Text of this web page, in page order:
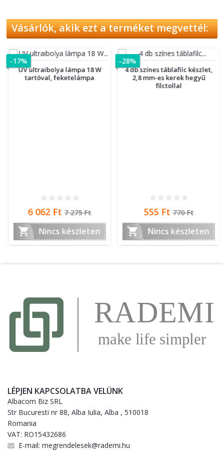
Vásárlók, akik ezt a terméket megvettél:
UV ultraibolya lámpa 18 W
tartóval, feketelámpa
Ár
6 062 Ft Normál
ár
7 275 Ft
 Nincs készleten
-17%
4 db színes táblafilc készlet,
2,8 mm-es kerek hegyű
filctollal
Ár
555 FtNormál
ár
770 Ft
 Nincs készleten
-28%
LÉPJEN KAPCSOLATBA VELÜNK
Albacom Biz SRL
Str Bucuresti nr 88, Alba Iulia, Alba , 510018
Romania
VAT: RO15432686
E-mail: megrendelesek@rademi.hu